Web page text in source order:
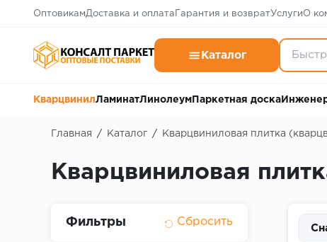
ОптовикамДоставка и оплата Гарантия и возвратУслугиО
Каталог
КварцвинилЛаминатЛинолеум Паркетная доска
Главная / Каталог / Кварцвиниловая плитка
Кварцвиниловая
Фильтры